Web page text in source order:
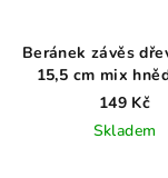
Beránek závěs
15,5 cm mix
149 Kč
Skladem